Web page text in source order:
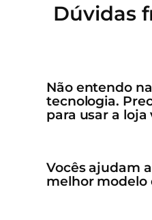
Dúvidas
Não entendo
tecnologia.
para usar a loja
Vocês ajudam
melhor modelo